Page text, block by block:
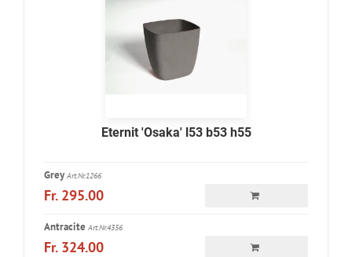
Eternit 'Osaka' l53 b53 h55
Grey Art.Nr.1266
Fr. 295.00
Antracite Art.Nr.4356
Fr. 324.00